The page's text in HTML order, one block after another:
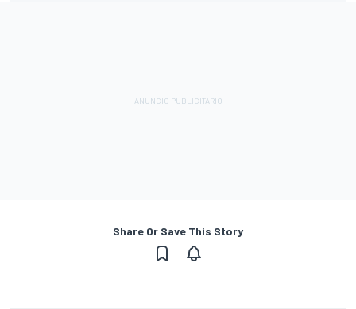
Share Or Save This Story